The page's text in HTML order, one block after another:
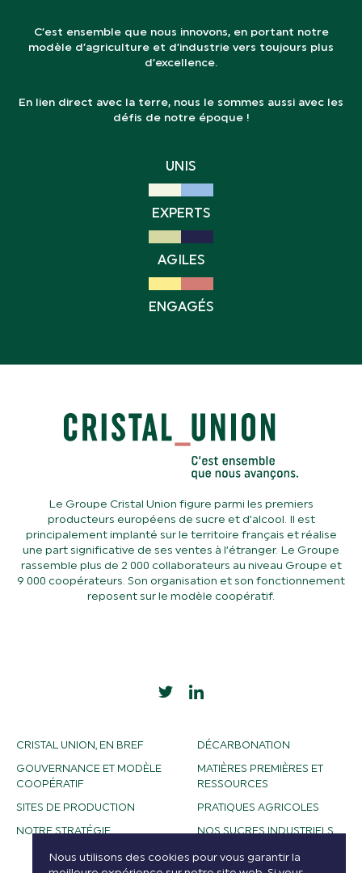
C’est ensemble que nous innovons, en portant notre
modèle d’agriculture et d’industrie vers toujours plus
d’excellence.
En lien direct avec la terre, nous le sommes aussi avec les
défis de notre époque !
UNIS
EXPERTS
AGILES
ENGAGÉS
Le Groupe Cristal Union figure parmi les premiers
producteurs européens de sucre et d’alcool. Il est
principalement implanté sur le territoire français et réalise
une part significative de ses ventes à l’étranger. Le Groupe
rassemble plus de 2 000 collaborateurs au niveau Groupe et
9 000 coopérateurs. Son organisation et son fonctionnement
reposent sur le modèle coopératif.
CRISTAL UNION, EN BREF
GOUVERNANCE ET MODÈLE
COOPÉRATIF
SITES DE PRODUCTION
NOTRE STRATÉGIE
DÉCARBONATION
MATIÈRES PREMIÈRES ET
RESSOURCES
PRATIQUES AGRICOLES
NOS SUCRES INDUSTRIELS
NOS ALCOOLS
Nous utilisons des cookies pour vous garantir la